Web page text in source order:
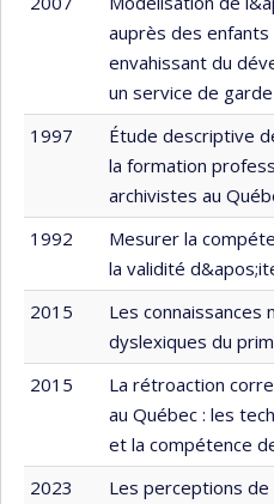
auprès des
envahissant du
un service de garde
1997
Étude descriptive
la formation
archivistes au
1992
Mesurer la
la validité
2015
Les connaissances
dyslexiques du
2015
La rétroaction
au Québec : les
et la compétence
2023
Les perceptions